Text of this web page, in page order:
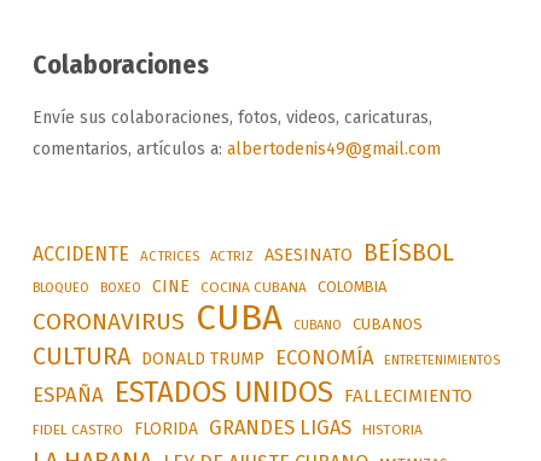
Colaboraciones
Envíe sus colaboraciones, fotos, videos, caricaturas,
comentarios, artículos a: albertodenis49@gmail.com
ACCIDENTE ACTRICES ACTRIZ ASESINATO BEÍSBOL
BLOQUEO BOXEO CINE COCINA CUBANA COLOMBIA
CORONAVIRUS CUBA CUBANO CUBANOS
CULTURA DONALD TRUMP ECONOMÍA ENTRETENIMIENTOS
ESPAÑA ESTADOS UNIDOS FALLECIMIENTO
FIDEL CASTRO FLORIDA GRANDES LIGAS HISTORIA